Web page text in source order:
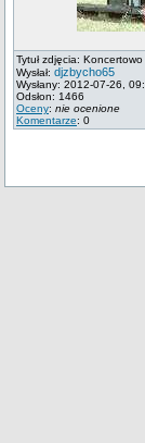
Tytuł zdjęcia: Koncertowo
Wysłał: djzbycho65
Wysłany: 2012-07-26,
Odsłon: 1466
Oceny: nie ocenione
Komentarze: 0